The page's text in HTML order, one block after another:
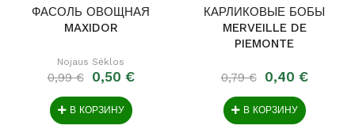
ФАСОЛЬ ОВОЩНАЯ
MAXIDOR
Nojaus Sėklos
0,99 € 0,50 €
В КОРЗИНУ
КАРЛИКОВЫЕ БОБЫ
MERVEILLE DE
PIEMONTE
0,79 € 0,40 €
В КОРЗИНУ